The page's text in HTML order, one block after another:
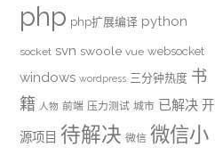
php php扩展编译 python
socket svn swoole vue websocket
windows wordpress 三分钟热度 书
籍 人物 前端 压力测试 城市 已解决 开
源项目 待解决 微信 微信小